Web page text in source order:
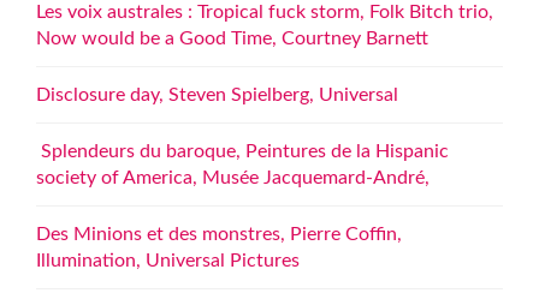
Les voix australes : Tropical fuck storm, Folk Bitch trio,
Now would be a Good Time, Courtney Barnett
Disclosure day, Steven Spielberg, Universal
Splendeurs du baroque, Peintures de la Hispanic
society of America, Musée Jacquemard-André,
Des Minions et des monstres, Pierre Coffin,
Illumination, Universal Pictures